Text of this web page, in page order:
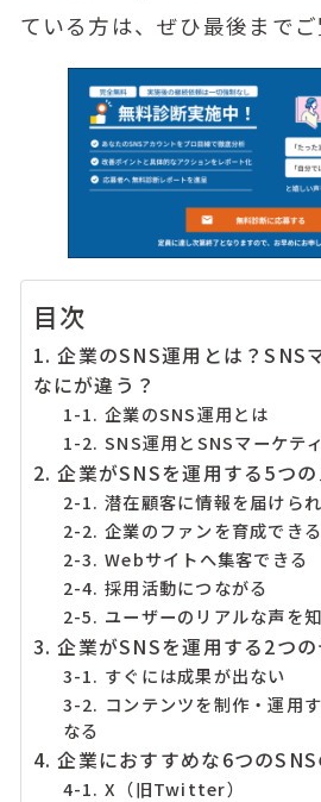
ている方は、ぜひ最後までご
目次
1. 企業のSNS運用とは？SNS
なにが違う？
1-1. 企業のSNS運用とは
1-2. SNS運用とSNSマーケテ
2. 企業がSNSを運用する5つの
2-1. 潜在顧客に情報を届けら
2-2. 企業のファンを育成できる
2-3. Webサイトへ集客できる
2-4. 採用活動につながる
2-5. ユーザーのリアルな声を
3. 企業がSNSを運用する2つの
3-1. すぐには成果が出ない
3-2. コンテンツを制作・運用
なる
4. 企業におすすめな6つの
4-1. X（旧Twitter）